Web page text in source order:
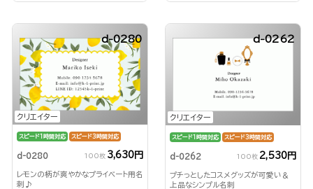
クリエイター
d-0280
スピード1時間対応 スピード3時間対応
d-0280 100枚 3,630円
レモンの柄が爽やかなプライベート用名
刺♪
クリエイター
d-0262
スピード1時間対応 スピード3時間対応
d-0262 100枚 2,530円
プチっとしたコスメグッズが可愛い＆
上品なシンプル名刺